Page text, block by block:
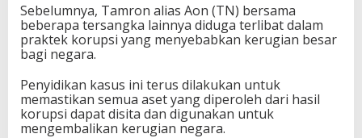
Sebelumnya, Tamron alias Aon (TN) bersama
beberapa tersangka lainnya diduga terlibat dalam
praktek korupsi yang menyebabkan kerugian besar
bagi negara.
Penyidikan kasus ini terus dilakukan untuk
memastikan semua aset yang diperoleh dari hasil
korupsi dapat disita dan digunakan untuk
mengembalikan kerugian negara.